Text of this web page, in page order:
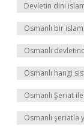
Devletin dini
Osmanlı bir
Osmanlı
Osmanlı hangi
Osmanlı Şeriat
Osmanlı şeriatla